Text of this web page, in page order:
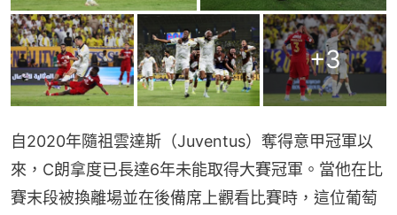
+3
自2020年隨祖雲達斯（Juventus）奪得意甲冠軍以
來，C朗拿度已長達6年未能取得大賽冠軍。當他在比
賽末段被換離場並在後備席上觀看比賽時，這位葡萄